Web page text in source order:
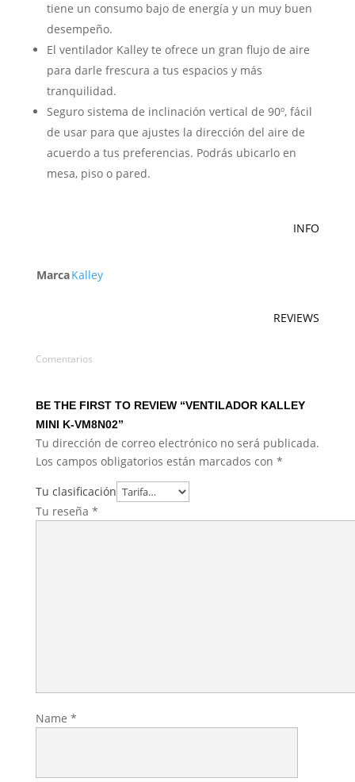
tiene un consumo bajo de energía y un muy buen
desempeño.
El ventilador Kalley te ofrece un gran flujo de aire
para darle frescura a tus espacios y más
tranquilidad.
Seguro sistema de inclinación vertical de 90º, fácil
de usar para que ajustes la dirección del aire de
acuerdo a tus preferencias. Podrás ubicarlo en
mesa, piso o pared.
INFO
MarcaKalley
REVIEWS
Comentarios
BE THE FIRST TO REVIEW “VENTILADOR KALLEY
MINI K-VM8N02”
Tu dirección de correo electrónico no será publicada.
Los campos obligatorios están marcados con *
Tu clasificación
Tu reseña *
Name *